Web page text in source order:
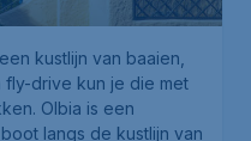
kustlijn van baaien,
drive kun je die met
Olbia is een
langs de kustlijn van